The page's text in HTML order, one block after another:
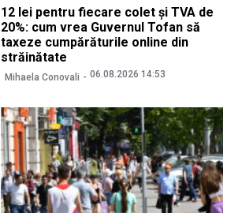
12 lei pentru fiecare colet și TVA de
20%: cum vrea Guvernul Tofan să
taxeze cumpărăturile online din
străinătate
Mihaela Conovali 06.08.2026 14:53